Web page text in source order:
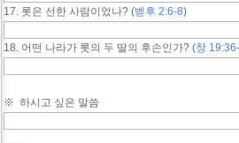
17. 롯은 선한 사람이었나? (벧후 2:6-8)
18. 어떤 나라가 롯의 두 딸의 후손인가? (창
※ 하시고 싶은 말씀